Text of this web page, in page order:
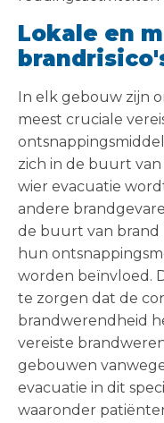
Lokale en
In elk gebouw zijn
meest cruciale
zich in de buurt
wier evacuatie
andere
de buurt van brand
hun
worden beïnvloed.
te zorgen dat de
brandwerendheid
vereiste
gebouwen
evacuatie in dit
waaronder